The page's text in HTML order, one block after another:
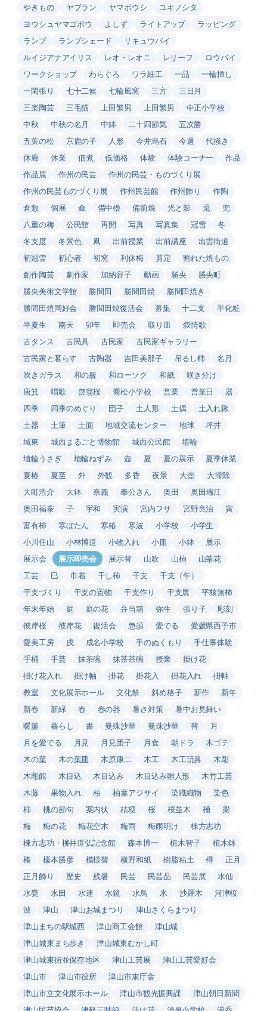
やきもの
ヤブラン ヤマボウシ
ユキノシタ
ヨウシュヤマゴボウ
よしず ライトアップ
ラッピング
ランプ
ランプシェード
リキュウバイ
ルイジアナアイリス
レオ・レオニ レリーフ
ロウバイ
ワークショップ
わらぐろ ワラ細工 一品
一輪挿し
一閑張り
七十二候 七輪風窯 三方
三日月
三楽陶芸
三毛猫 上田繁男 上田繁男
中正小学校
中秋
中秋の名月 中鉢 二十四節気
五次勝
五葉の松
京鹿の子 人形 今井烏石 今週
代掻き
休廊
休業 佃煮 低価格 体験 体験コーナー
作品
作品展
作州の民芸
作州の民芸・ものづくり展
作州の民芸ものづくり展
作州民芸館 作州飾り
作陶
倉敷
個展 傘 備中櫓 備前焼 光と影 兎
兜
八重の梅
公民館 再開 写真 写真集 冠雪
冬
冬支度
冬景色 凧 出前授業 出前講座
出雲街道
初冠雪
初心者 初窯 利休梅 剪定
割れた焼もの
創作陶芸
劇作家 加納容子 動画 勝央
勝央町
勝央美術文学館
勝間田 勝間田焼
勝間田焼き
勝間田焼同好会
勝間田焼復活会 募集 十二支
半化粧
半夏生
南天 卯年 即売会 取り皿
叙情歌
古タンス
古民具 古民家
古民家ギャラリー
古民家と暮らす
古陶器 吉田美那子 吊るし柿
名月
吹きガラス
和の服 和ローソク 和紙
咲き分け
唐箕
唱歌 啓翁桜 喬松小学校 営業 営業日
器
四季
四季のめぐり 団子 土人形 土偶
土入れ鍬
土器
土筆 土面 地域交流センター 地球
坪井
城東
城西まるごと博物館 城西公民館
埴輪
埴輪うさぎ
埴輪ねずみ 壺 夏 夏の展示
夏季休業
夏椿
夏至 外 外観 多香 夜景 大壺
大掃除
大町浩介
大鉢 奈義 奉公さん 奥田
奥田瑞江
奥田福泰
子 宇和 実演 宮内フサ 宮野良治
寅
富有柿
寒ぼたん 寒椿 寒波 小学校
小学生
小川任山
小林博道 小物入れ 小皿 小鉢
展示
展示会
展示即売会 展示替 山吹 山柿
山茶花
工芸
巳 巾着 干し柿 干支
干支（午）
干支づくり
干支の置物 干支作り 干支展
平核無柿
年末年始
庭 庭の花 弁当箱 弥生 張り子
彫刻
彼岸桜
彼岸花 復活会 急須 愛でる
愛媛県西予市
愛美工房
戌 成名小学校 手のぬくもり
手仕事体験
手桶
手芸 抹茶碗 抹茶茶碗 授業
掛け花
掛け花入れ
掛け軸 掛花 掛花入 掛花入れ
掛軸
教室
文化展示ホール 文化祭 斜め格子 新作
新年
新春
新緑 春 春の器 暑さ対策
暑中お見舞い
暖簾
暮らし 書 曼殊沙華 曼珠沙華 替
月
月を愛でる
月見 月見団子 月食 朝ドラ
木ゴテ
木の葉
木の葉皿 木原康二 木工 木工玩具
木彫
木彫館
木目込 木目込み 木目込み雛人形
木竹工芸
木藤
果物入れ 柏 柏葉アジサイ 染織織物
染色
柿
桃の節句 案内状 桔梗 桜 桜並木 桶
梁
梅
梅の花 梅花空木 梅雨 梅雨明け
棟方志功
棟方志功・柳井道弘記念館
森本博一 植木智子
植木鉢
椿
榎本勝彦 模様替 横野和紙 樹脂粘土 樽
正月
正月飾り
歴史 残暑 民芸 民芸品 民芸展
水仙
水甕
水田 水連 水鏡 水鳥 氷 沙羅木
河津桜
波
津山 津山お城まつり
津山さくらまつり
津山まちの駅城西
津山商工会館
津山城
津山城東まち歩き
津山城東むかし町
津山城東街並保存地区
津山工芸展
津山工芸愛好会
津山市
津山市役所
津山市東庁舎
津山市立文化展示ホール
津山市観光振興課
津山朝日新聞